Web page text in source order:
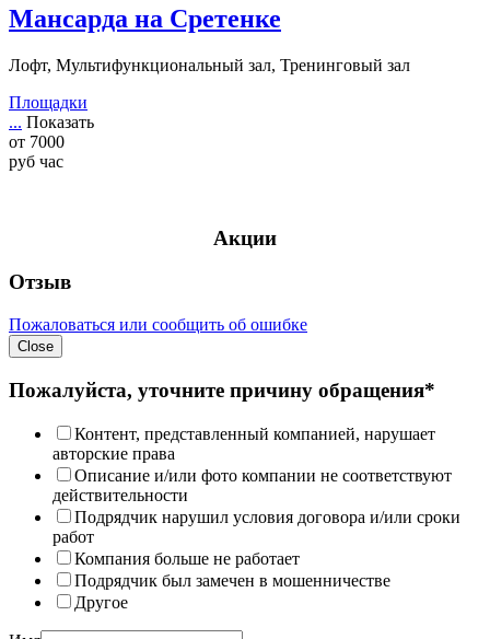
Мансарда на Сретенке
Лофт, Мультифункциональный зал, Тренинговый зал
Площадки
... Показать
от 7000
руб час
Акции
Отзыв
Пожаловаться или сообщить об ошибке
Close
Пожалуйста, уточните причину обращения*
Контент, представленный компанией, нарушает
авторские права
Описание и/или фото компании не соответствуют
действительности
Подрядчик нарушил условия договора и/или сроки
работ
Компания больше не работает
Подрядчик был замечен в мошенничестве
Другое